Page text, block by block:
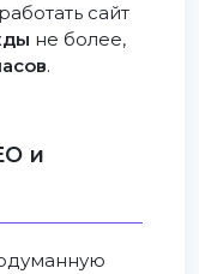
сайт
не более,
.
и